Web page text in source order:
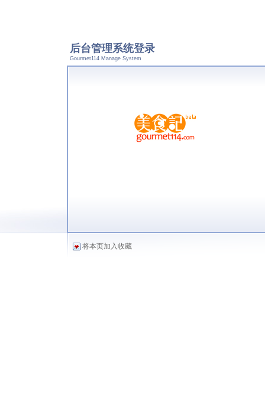
后台管理系统登录
Gourmet114 Manage System
将本页加入收藏